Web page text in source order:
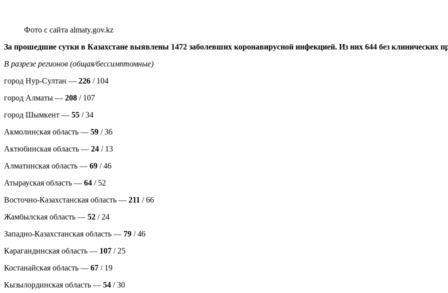
Фото с сайта almaty.gov.kz
За прошедшие сутки в Казахстане выявлены 1472 заболевших коронавирусной инфекцией. Из них 644 без клинических
В разрезе регионов (общая/бессимптомные)
город Нур-Султан — 226 / 104
город Алматы — 208 / 107
город Шымкент — 55 / 34
Акмолинская область — 59 / 36
Актюбинская область — 24 / 13
Алматинская область — 69 / 46
Атырауская область — 64 / 52
Восточно-Казахстанская область — 211 / 66
Жамбылская область — 52 / 24
Западно-Казахстанская область — 79 / 46
Карагандинская область — 107 / 25
Костанайская область — 67 / 19
Кызылординская область — 54 / 30